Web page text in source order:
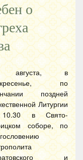
о
в
по
поздней
Литургии
в Свято-
соборе, по
и